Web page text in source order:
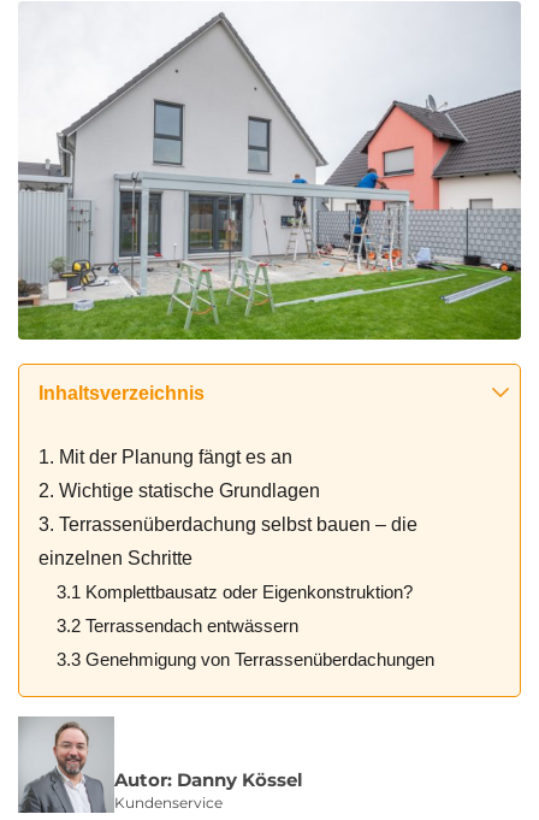
Inhaltsverzeichnis
1. Mit der Planung fängt es an
2. Wichtige statische Grundlagen
3. Terrassenüberdachung selbst bauen – die
einzelnen Schritte
3.1 Komplettbausatz oder Eigenkonstruktion?
3.2 Terrassendach entwässern
3.3 Genehmigung von Terrassenüberdachungen
Autor: Danny Kössel
Kundenservice